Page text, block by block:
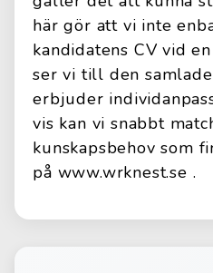
här gör att vi inte
kandidatens CV vid
ser vi till den
erbjuder
vis kan vi snabbt
kunskapsbehov som
på www.wrknest.se .